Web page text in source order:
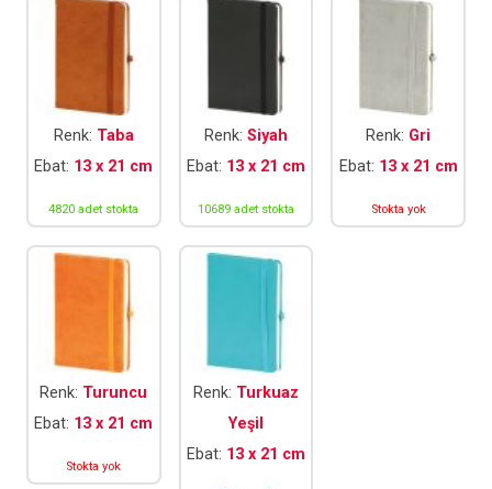
Renk: Taba
Ebat: 13 x 21 cm
4820 adet stokta
Renk: Siyah
Ebat: 13 x 21 cm
10689 adet stokta
Renk: Gri
Ebat: 13 x 21 cm
Stokta yok
Renk: Turuncu
Ebat: 13 x 21 cm
Stokta yok
Renk: Turkuaz
Yeşil
Ebat: 13 x 21 cm